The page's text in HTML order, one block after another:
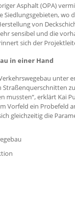
Asphalt (OPA)
Siedlungsgebieten,
von
sensibel und die
sich der
in einer Hand
unter
Straßenquerschnitten
mussten“, erklärt Kai
Vorfeld ein Probefeld
gleichzeitig die